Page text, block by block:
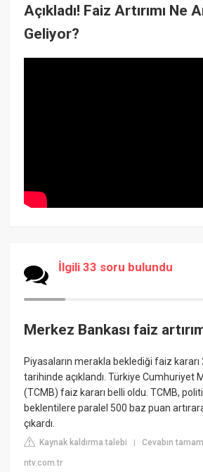
Açıkladı! Faiz Artırımı Ne
Geliyor?
İlgili 33 soru bulundu
Merkez Bankası faiz
Piyasaların merakla beklediği faiz kararı
tarihinde açıklandı. Türkiye Cumhuriyet
(TCMB) faiz kararı belli oldu. TCMB,
beklentilere paralel 500 baz puan
çıkardı.
Kaynak kaldırma talebi |Cevabın
ntv.com.tr